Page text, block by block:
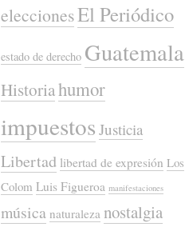
eleccionesEl Periódico
estado de derecho Guatemala
Historiahumor
impuestos Justicia
Libertad libertad de expresión Los
Colom Luis Figueroa manifestaciones
música naturaleza nostalgia